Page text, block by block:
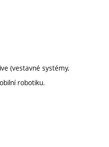
(vestavné systémy,
robotiku.